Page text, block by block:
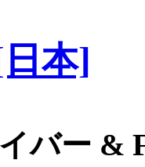
本]
バー &